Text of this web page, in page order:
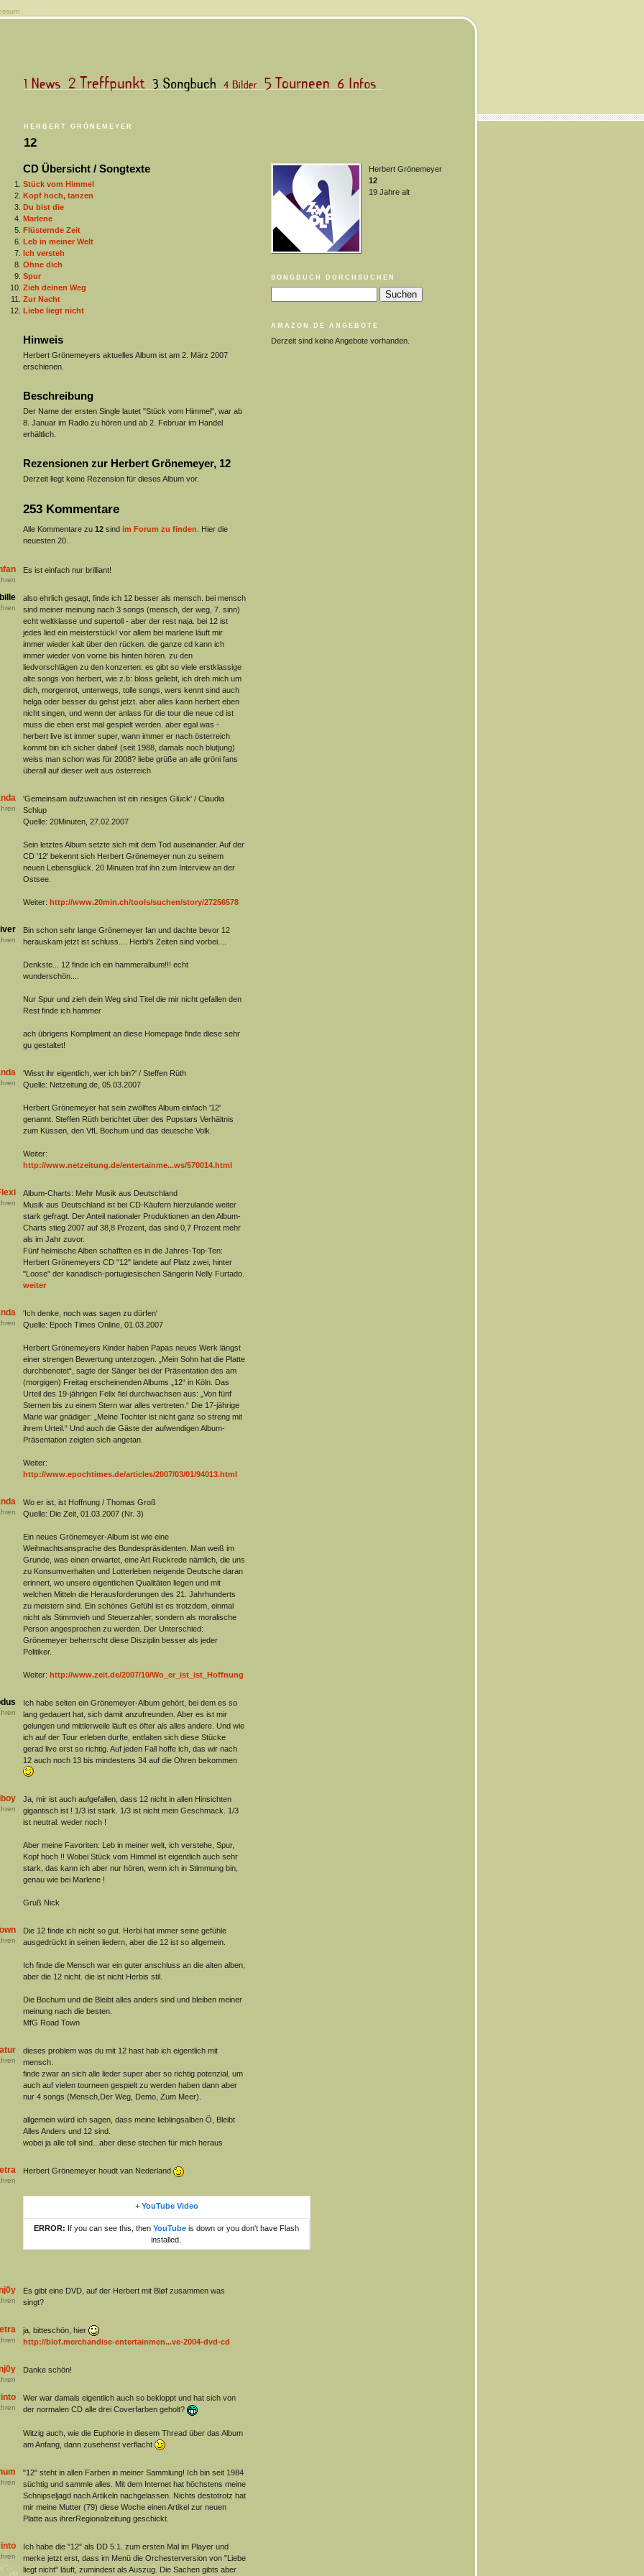
HERBERT GRÖNEMEYER
12
CD Übersicht / Songtexte
Stück vom Himmel
Kopf hoch, tanzen
Du bist die
Marlene
Flüsternde Zeit
Leb in meiner Welt
Ich versteh
Ohne dich
Spur
Zieh deinen Weg
Zur Nacht
Liebe liegt nicht
Hinweis
Herbert Grönemeyers aktuelles Album ist am 2. März 2007
erschienen.
Beschreibung
Der Name der ersten Single lautet "Stück vom Himmel", war ab
8. Januar im Radio zu hören und ab 2. Februar im Handel
erhältlich.
Rezensionen zur Herbert Grönemeyer, 12
Derzeit liegt keine Rezension für dieses Album vor.
253 Kommentare
Alle Kommentare zu 12sind im Forum zu finden . Hier die
neuesten 20.
Es ist einfach nur brilliant!
bille
also ehrlich gesagt, finde ich 12 besser als mensch. bei mensch
sind meiner meinung nach 3 songs (mensch, der weg, 7. sinn)
echt weltklasse und supertoll - aber der rest naja. bei 12 ist
jedes lied ein meisterstück! vor allem bei marlene läuft mir
immer wieder kalt über den rücken. die ganze cd kann ich
immer wieder von vorne bis hinten hören. zu den
liedvorschlägen zu den konzerten: es gibt so viele erstklassige
alte songs von herbert, wie z.b: bloss geliebt, ich dreh mich um
dich, morgenrot, unterwegs, tolle songs, wers kennt sind auch
helga oder besser du gehst jetzt. aber alles kann herbert eben
nicht singen, und wenn der anlass für die tour die neue cd ist
muss die eben erst mal gespielt werden. aber egal was -
herbert live ist immer super, wann immer er nach österreich
kommt bin ich sicher dabei! (seit 1988, damals noch blutjung)
weiss man schon was für 2008? liebe grüße an alle gröni fans
überall auf dieser welt aus österreich
'Gemeinsam aufzuwachen ist ein riesiges Glück' / Claudia
Schlup
Quelle: 20Minuten, 27.02.2007
Sein letztes Album setzte sich mit dem Tod auseinander. Auf der
CD '12' bekennt sich Herbert Grönemeyer nun zu seinem
neuen Lebensglück. 20 Minuten traf ihn zum Interview an der
Ostsee.
Weiter: http://www.20min.ch/tools/suchen/story/27256578
Bin schon sehr lange Grönemeyer fan und dachte bevor 12
herauskam jetzt ist schluss.... Herbi's Zeiten sind vorbei....
Denkste... 12 finde ich ein hammeralbum!!! echt
wunderschön....
Nur Spur und zieh dein Weg sind Titel die mir nicht gefallen den
Rest finde ich hammer
ach übrigens Kompliment an diese Homepage finde diese sehr
gu gestaltet!
'Wisst ihr eigentlich, wer ich bin?' / Steffen Rüth
Quelle: Netzeitung.de, 05.03.2007
Herbert Grönemeyer hat sein zwölftes Album einfach '12'
genannt. Steffen Rüth berichtet über des Popstars Verhältnis
zum Küssen, den VfL Bochum und das deutsche Volk.
Weiter:
http://www.netzeitung.de/entertainme...ws/570014.html
Album-Charts: Mehr Musik aus Deutschland
Musik aus Deutschland ist bei CD-Käufern hierzulande weiter
stark gefragt. Der Anteil nationaler Produktionen an den Album-
Charts stieg 2007 auf 38,8 Prozent, das sind 0,7 Prozent mehr
als im Jahr zuvor.
Fünf heimische Alben schafften es in die Jahres-Top-Ten:
Herbert Grönemeyers CD "12" landete auf Platz zwei, hinter
"Loose" der kanadisch-portugiesischen Sängerin Nelly Furtado.
weiter
'Ich denke, noch was sagen zu dürfen'
Quelle: Epoch Times Online, 01.03.2007
Herbert Grönemeyers Kinder haben Papas neues Werk längst
einer strengen Bewertung unterzogen. „Mein Sohn hat die Platte
durchbenotet“, sagte der Sänger bei der Präsentation des am
(morgigen) Freitag erscheinenden Albums „12“ in Köln. Das
Urteil des 19-jährigen Felix fiel durchwachsen aus: „Von fünf
Sternen bis zu einem Stern war alles vertreten.“ Die 17-jährige
Marie war gnädiger: „Meine Tochter ist nicht ganz so streng mit
ihrem Urteil.“ Und auch die Gäste der aufwendigen Album-
Präsentation zeigten sich angetan.
Weiter:
http://www.epochtimes.de/articles/2007/03/01/94013.html
Wo er ist, ist Hoffnung / Thomas Groß
Quelle: Die Zeit, 01.03.2007 (Nr. 3)
Ein neues Grönemeyer-Album ist wie eine
Weihnachtsansprache des Bundespräsidenten. Man weiß im
Grunde, was einen erwartet, eine Art Ruckrede nämlich, die uns
zu Konsumverhalten und Lotterleben neigende Deutsche daran
erinnert, wo unsere eigentlichen Qualitäten liegen und mit
welchen Mitteln die Herausforderungen des 21. Jahrhunderts
zu meistern sind. Ein schönes Gefühl ist es trotzdem, einmal
nicht als Stimmvieh und Steuerzahler, sondern als moralische
Person angesprochen zu werden. Der Unterschied:
Grönemeyer beherrscht diese Disziplin besser als jeder
Politiker.
Weiter: http://www.zeit.de/2007/10/Wo_er_ist_ist_Hoffnung
Ich habe selten ein Grönemeyer-Album gehört, bei dem es so
lang gedauert hat, sich damit anzufreunden. Aber es ist mir
gelungen und mittlerweile läuft es öfter als alles andere. Und wie
ich auf der Tour erleben durfte, entfalten sich diese Stücke
gerad live erst so richtig. Auf jeden Fall hoffe ich, das wir nach
12 auch noch 13 bis mindestens 34 auf die Ohren bekommen
Ja, mir ist auch aufgefallen, dass 12 nicht in allen Hinsichten
gigantisch ist ! 1/3 ist stark. 1/3 ist nicht mein Geschmack. 1/3
ist neutral. weder noch !
Aber meine Favoriten: Leb in meiner welt, ich verstehe, Spur,
Kopf hoch !! Wobei Stück vom Himmel ist eigentlich auch sehr
stark, das kann ich aber nur hören, wenn ich in Stimmung bin,
genau wie bei Marlene !
Gruß Nick
Die 12 finde ich nicht so gut. Herbi hat immer seine gefühle
ausgedrückt in seinen liedern, aber die 12 ist so allgemein.
Ich finde die Mensch war ein guter anschluss an die alten alben,
aber die 12 nicht. die ist nicht Herbis stil.
Die Bochum und die Bleibt alles anders sind und bleiben meiner
meinung nach die besten.
MfG Road Town
dieses problem was du mit 12 hast hab ich eigentlich mit
mensch.
finde zwar an sich alle lieder super aber so richtig potenzial, um
auch auf vielen tourneen gespielt zu werden haben dann aber
nur 4 songs (Mensch,Der Weg, Demo, Zum Meer).
allgemein würd ich sagen, dass meine lieblingsalben Ö, Bleibt
Alles Anders und 12 sind.
wobei ja alle toll sind...aber diese stechen für mich heraus
Herbert Grönemeyer houdt van Nederland
+ YouTube Video
ERROR: If you can see this, then YouTubeis down or you don't have Flash
installed.
Es gibt eine DVD, auf der Herbert mit Bløf zusammen was
singt?
ja, bitteschön, hier
http://blof.merchandise-entertainmen...ve-2004-dvd-cd
Danke schön!
Wer war damals eigentlich auch so bekloppt und hat sich von
der normalen CD alle drei Coverfarben geholt?
Witzig auch, wie die Euphorie in diesem Thread über das Album
am Anfang, dann zusehenst verflacht
"12" steht in allen Farben in meiner Sammlung! Ich bin seit 1984
süchtig und sammle alles. Mit dem Internet hat höchstens meine
Schnipseljagd nach Artikeln nachgelassen. Nichts destotrotz hat
mir meine Mutter (79) diese Woche einen Artikel zur neuen
Platte aus ihrerRegionalzeitung geschickt.
Ich habe die "12" als DD 5.1. zum ersten Mal im Player und
merke jetzt erst, dass im Menü die Orchesterversion von "Liebe
liegt nicht" läuft, zumindest als Auszug. Die Sachen gibts aber
Herbert Grönemeyer
12
19 Jahre alt
SONGBUCH DURCHSUCHEN
AMAZON.DE ANGEBOTE
Derzeit sind keine Angebote vorhanden.